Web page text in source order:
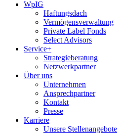
WpIG
Haftungsdach
Vermögensverwaltung
Private Label Fonds
Select Advisors
Service+
Strategieberatung
Netzwerkpartner
Über uns
Unternehmen
Ansprechpartner
Kontakt
Presse
Karriere
Unsere Stellenangebote